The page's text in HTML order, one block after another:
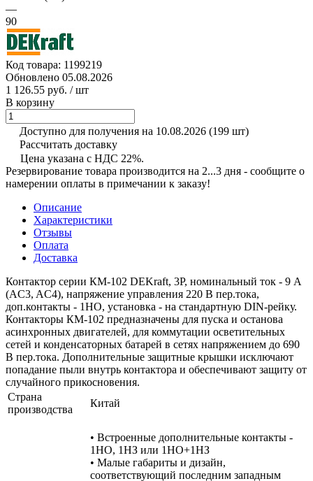
—
90
Код товара: 1199219
Обновлено 05.08.2026
1 126.55 руб. / шт
В корзину
Доступно для получения на 10.08.2026 (199 шт)
Рассчитать доставку
Цена указана с НДС 22%.
Резервирование товара производится на 2...3 дня - сообщите о
намерении оплаты в примечании к заказу!
Описание
Характеристики
Отзывы
Оплата
Доставка
Контактор серии КМ-102 DEKraft, 3P, номинальный ток - 9 А
(AC3, AC4), напряжение управления 220 В пер.тока,
доп.контакты - 1НО, установка - на стандартную DIN-рейку.
Контакторы КМ-102 предназначены для пуска и останова
асинхронных двигателей, для коммутации осветительных
сетей и конденсаторных батарей в сетях напряжением до 690
В пер.тока. Дополнительные защитные крышки исключают
попадание пыли внутрь контактора и обеспечивают защиту от
случайного прикосновения.
Страна
производства
Китай
• Встроенные дополнительные контакты -
1НО, 1НЗ или 1НО+1НЗ
• Малые габариты и дизайн,
соответствующий последним западным